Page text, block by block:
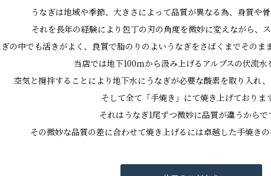
うなぎは地域や季節、大きさによって品質が異なる為、身質や骨
それを長年の経験により包丁の刃の角度を微妙に変えながら、ス
の中でも活きがよく、良質で脂のりのよいうなぎをさばくまでそのま
当店では地下100ｍから汲み上げるアルプスの伏流水
空気と撹拌することにより地下水にうなぎが必要な酸素を取り入れ、
そして全て「手焼き」にて焼き上げております
それはうなぎ1尾ずつ微妙に品質が違うからで
その微妙な品質の差に合わせて焼き上げるには卓越した手焼きの